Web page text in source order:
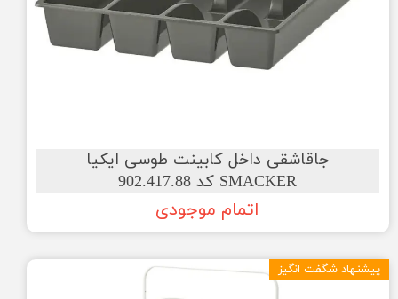
جاقاشقی داخل کابینت طوسی ایکیا
SMACKER کد 902.417.88
اتمام موجودی
پیشنهاد شگفت انگیز